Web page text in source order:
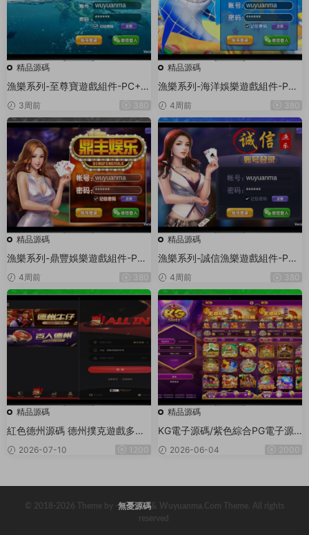
精品源碼
漁樂系列-至尊寶遊戲組件-PC+安
卓+蘋果3端
3周前 380
精品源碼
漁樂系列-海洋娛樂遊戲組件-PC
+安卓+蘋果3端
4周前 380
精品源碼
漁樂系列-鼎豐娛樂遊戲組件-PC
+安卓+蘋果3端
4周前 380
精品源碼
漁樂系列-誠信漁樂遊戲組件-PC
+安卓+蘋果3端
4周前 380
精品源碼
紅色德州源碼 德州撲克遊戲多語
言版/Unity+JAVA版APP雙端源
碼/中英繁三語言+帶控+帶彩池持
2026-07-10 1200
精品源碼
KG電子源碼/紫色綜合PG電子源
碼/老虎機源碼/電玩城源碼/PG遊
戲系統源碼/棋牌捕魚無需接口無
2026-06-04 2000
© 2018-2026 Theme by -無憂源碼& Wuyuanma.Com Theme. All rights
reserved